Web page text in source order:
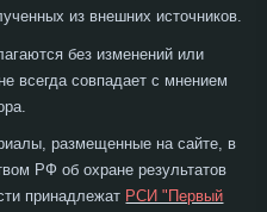
из внешних источников.
без изменений или
всегда совпадает с мнением
размещенные на сайте, в
РФ об охране результатов
принадлежат РСИ "Первый